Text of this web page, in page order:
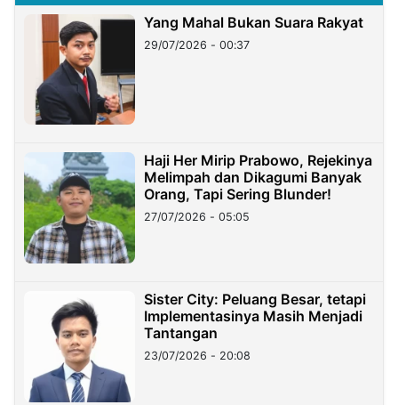
Yang Mahal Bukan Suara Rakyat
29/07/2026 - 00:37
Haji Her Mirip Prabowo, Rejekinya
Melimpah dan Dikagumi Banyak
Orang, Tapi Sering Blunder!
27/07/2026 - 05:05
Sister City: Peluang Besar, tetapi
Implementasinya Masih Menjadi
Tantangan
23/07/2026 - 20:08